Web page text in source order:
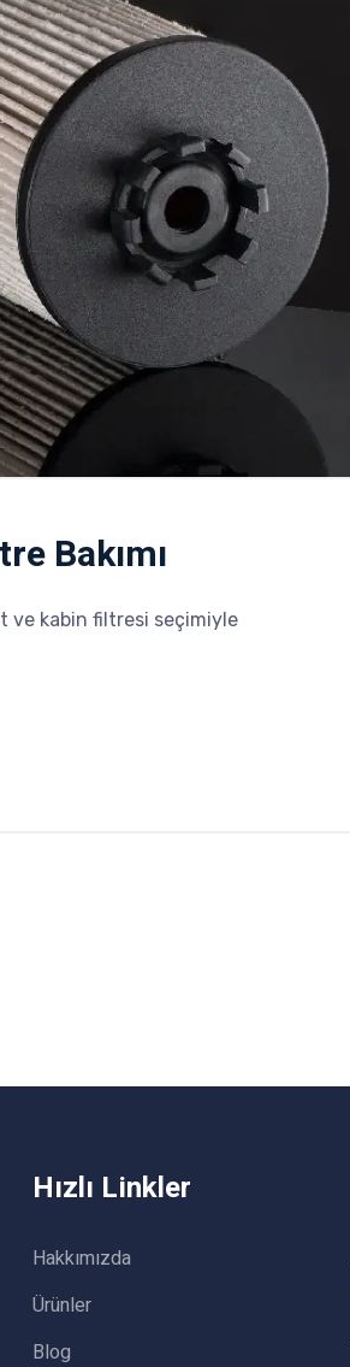
Bakımı
ve kabin filtresi seçimiyle
Hızlı Linkler
Hakkımızda
Ürünler
Blog